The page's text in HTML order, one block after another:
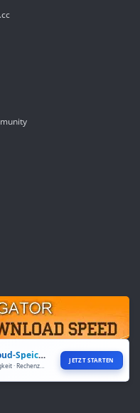
Speicher JETZT STARTEN